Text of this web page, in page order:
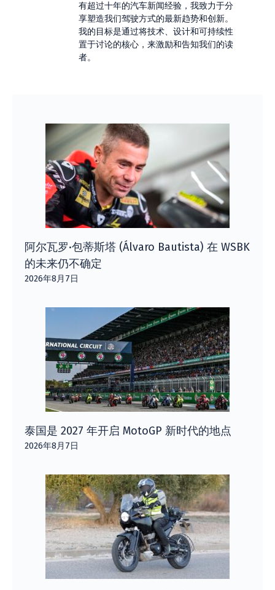
有超过十年的汽车新闻经验，我致力于分
享塑造我们驾驶方式的最新趋势和创新。
我的目标是通过将技术、设计和可持续性
置于讨论的核心，来激励和告知我们的读
者。
阿尔瓦罗·包蒂斯塔 (Álvaro Bautista) 在 WSBK
的未来仍不确定
2026年8月7日
泰国是 2027 年开启 MotoGP 新时代的地点
2026年8月7日